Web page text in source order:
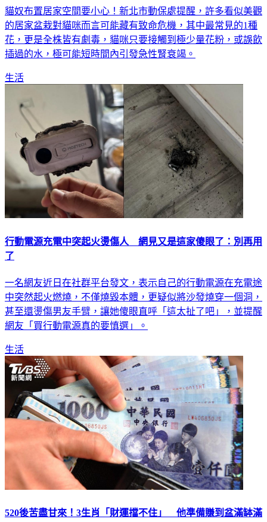
貓奴布置居家空間要小心！新北市動保處提醒，許多看似美觀
的居家盆栽對貓咪而言可能藏有致命危機，其中最常見的1種
花，更是全株皆有劇毒，貓咪只要接觸到極少量花粉，或誤飲
插過的水，極可能短時間內引發急性腎衰竭。
生活
行動電源充電中突起火燙傷人 網見又是這家傻眼了：別再用
了
一名網友近日在社群平台發文，表示自己的行動電源在充電途
中突然起火燃燒，不僅燒毀本體，更疑似將沙發燒穿一個洞，
甚至還燙傷男友手臂，讓她傻眼直呼「這太扯了吧」，並提醒
網友「買行動電源真的要慎選」。
生活
520後苦盡甘來！3生肖「財運擋不住」 他準備賺到盆滿缽滿